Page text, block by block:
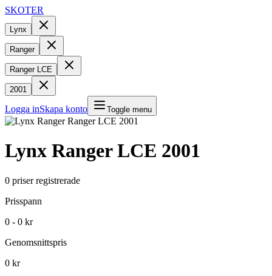
SKOTER
Lynx
Ranger
Ranger LCE
2001
Logga inSkapa konto Toggle menu
Lynx Ranger LCE 2001
0 priser registrerade
Prisspann
0 - 0 kr
Genomsnittspris
0 kr